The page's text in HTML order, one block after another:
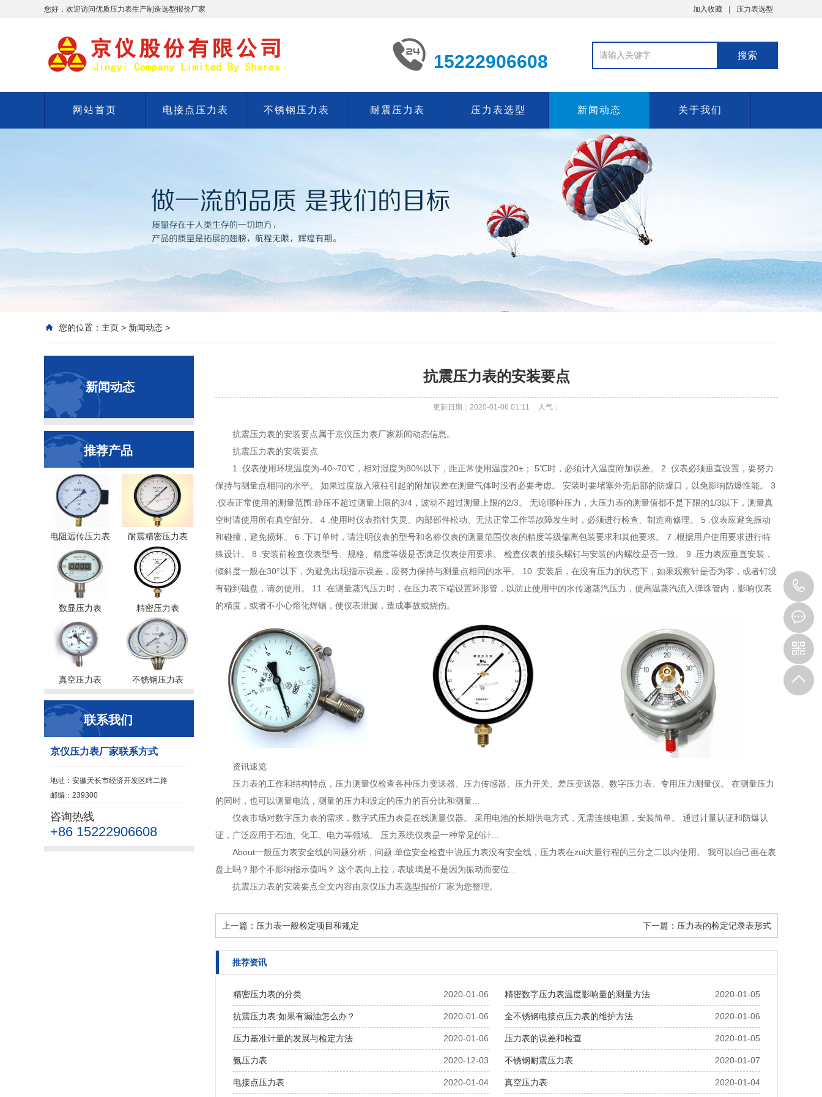
您好，欢迎访问优质压力表生产制造选型报价厂家 加入收藏 压力表选型
15222906608
网站首页 电接点压力表 不锈钢压力表 耐震压力表 压力表选型 新闻动态 关于我们
您的位置： 主页 > 新闻动态 >
新闻动态
推荐产品
电阻远传压力表 耐震精密压力表
数显压力表 精密压力表
真空压力表 不锈钢压力表
联系我们
京仪压力表厂家联系方式
地址：安徽天长市经济开发区纬二路
邮编：239300
咨询热线
+86 15222906608
抗震压力表的安装要点
更新日期：2020-01-06 01:11 人气：
抗震压力表的安装要点属于京仪压力表厂家新闻动态信息。
抗震压力表的安装要点
1 .仪表使用环境温度为-40~70℃，相对湿度为80%以下，距正常使用温度20±； 5℃时，必须计入温度附加误差。 2 .仪表必须垂直设置，要努力
保持与测量点相同的水平。 如果过度放入液柱引起的附加误差在测量气体时没有必要考虑。 安装时要堵塞外壳后部的防爆口，以免影响防爆性能。 3
.仪表正常使用的测量范围:静压不超过测量上限的3/4，波动不超过测量上限的2/3。 无论哪种压力，大压力表的测量值都不是下限的1/3以下，测量真
空时请使用所有真空部分。 4 .使用时仪表指针失灵、内部部件松动、无法正常工作等故障发生时，必须进行检查、制造商修理。 5 .仪表应避免振动
和碰撞，避免损坏。 6 .下订单时，请注明仪表的型号和名称仪表的测量范围仪表的精度等级偏离包装要求和其他要求。 7 .根据用户使用要求进行特
殊设计。 8 .安装前检查仪表型号、规格、精度等级是否满足仪表使用要求。 检查仪表的接头螺钉与安装的内螺纹是否一致。 9 .压力表应垂直安装，
倾斜度一般在30°以下，为避免出现指示误差，应努力保持与测量点相同的水平。 10 .安装后，在没有压力的状态下，如果观察针是否为零，或者钉没
有碰到磁盘，请勿使用。 11 .在测量蒸汽压力时，在压力表下端设置环形管，以防止使用中的水传递蒸汽压力，使高温蒸汽流入弹珠管内，影响仪表
的精度，或者不小心熔化焊锡，使仪表泄漏，造成事故或烧伤。
资讯速览
压力表的工作和结构特点 ，压力测量仪检查各种压力变送器、压力传感器、压力开关、差压变送器、数字压力表、专用压力测量仪。 在测量压力
的同时，也可以测量电流，测量的压力和设定的压力的百分比和测量...
仪表市场对数字压力表的需求 ，数字式压力表是在线测量仪器。 采用电池的长期供电方式，无需连接电源，安装简单。 通过计量认证和防爆认
证，广泛应用于石油、化工、电力等领域。 压力系统仪表是一种常见的计...
About一般压力表安全线的问题分析 ，问题:单位安全检查中说压力表没有安全线，压力表在zui大量行程的三分之二以内使用。 我可以自己画在表
盘上吗？那个不影响指示值吗？ 这个表向上拉，表玻璃是不是因为振动而变位...
抗震压力表的安装要点全文内容由京仪压力表选型报价厂家为您整理。
上一篇： 压力表一般检定项目和规定 下一篇： 压力表的检定记录表形式
推荐资讯
2020-01-06
精密压力表的分类 2020-01-05
精密数字压力表温度影响量的测量方法
2020-01-06
抗震压力表:如果有漏油怎么办？ 2020-01-06
全不锈钢电接点压力表的维护方法
2020-01-06
压力基准计量的发展与检定方法 2020-01-05
压力表的误差和检查
2020-12-03
氨压力表 2020-01-07
不锈钢耐震压力表
2020-01-04
电接点压力表 2020-01-04
真空压力表